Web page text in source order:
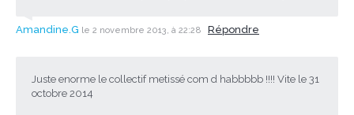
Amandine.G le 2 novembre 2013, à 22:28 Répondre
Juste enorme le collectif metissé com d habbbbb !!!! Vite le 31
octobre 2014